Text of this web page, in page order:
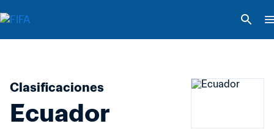
Clasificaciones
Ecuador